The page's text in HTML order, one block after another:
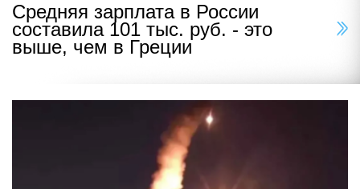
Средняя зарплата в России
составила 101 тыс. руб. - это
выше, чем в Греции